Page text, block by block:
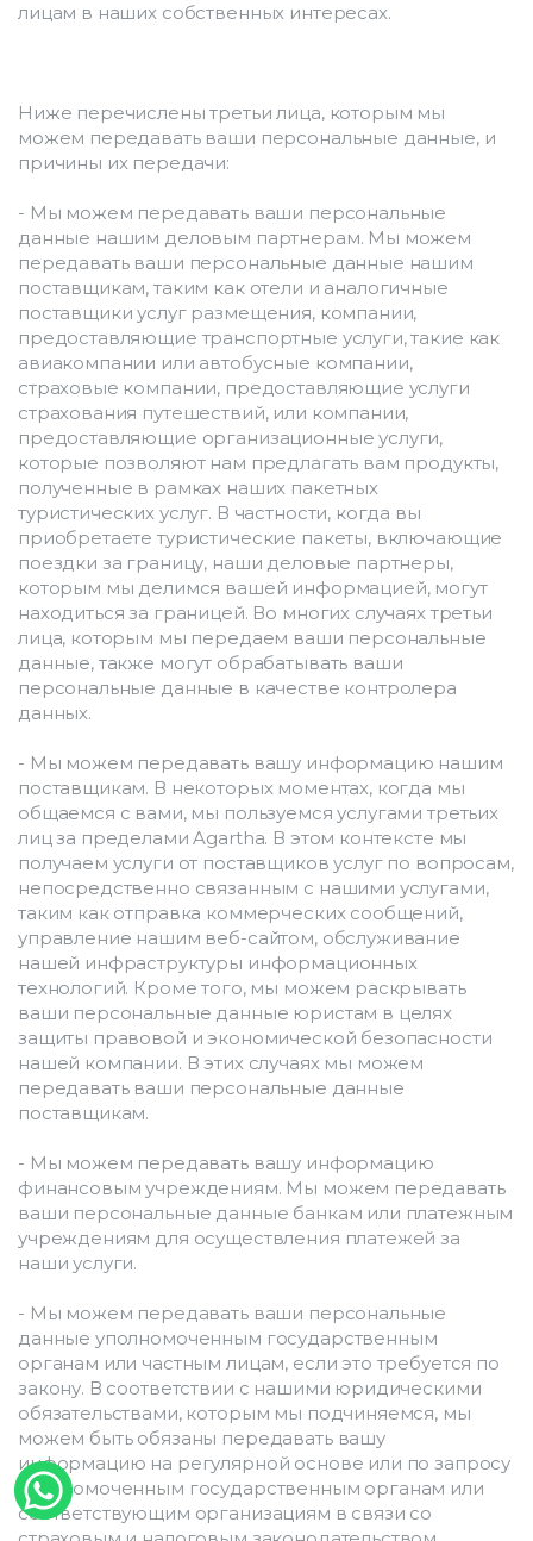
лицам в наших собственных интересах.
Ниже перечислены третьи лица, которым мы
можем передавать ваши персональные данные, и
причины их передачи:
- Мы можем передавать ваши персональные
данные нашим деловым партнерам. Мы можем
передавать ваши персональные данные нашим
поставщикам, таким как отели и аналогичные
поставщики услуг размещения, компании,
предоставляющие транспортные услуги, такие как
авиакомпании или автобусные компании,
страховые компании, предоставляющие услуги
страхования путешествий, или компании,
предоставляющие организационные услуги,
которые позволяют нам предлагать вам продукты,
полученные в рамках наших пакетных
туристических услуг. В частности, когда вы
приобретаете туристические пакеты, включающие
поездки за границу, наши деловые партнеры,
которым мы делимся вашей информацией, могут
находиться за границей. Во многих случаях третьи
лица, которым мы передаем ваши персональные
данные, также могут обрабатывать ваши
персональные данные в качестве контролера
данных.
- Мы можем передавать вашу информацию нашим
поставщикам. В некоторых моментах, когда мы
общаемся с вами, мы пользуемся услугами третьих
лиц за пределами Agartha. В этом контексте мы
получаем услуги от поставщиков услуг по вопросам,
непосредственно связанным с нашими услугами,
таким как отправка коммерческих сообщений,
управление нашим веб-сайтом, обслуживание
нашей инфраструктуры информационных
технологий. Кроме того, мы можем раскрывать
ваши персональные данные юристам в целях
защиты правовой и экономической безопасности
нашей компании. В этих случаях мы можем
передавать ваши персональные данные
поставщикам.
- Мы можем передавать вашу информацию
финансовым учреждениям. Мы можем передавать
ваши персональные данные банкам или платежным
учреждениям для осуществления платежей за
наши услуги.
- Мы можем передавать ваши персональные
данные уполномоченным государственным
органам или частным лицам, если это требуется по
закону. В соответствии с нашими юридическими
обязательствами, которым мы подчиняемся, мы
можем быть обязаны передавать вашу
информацию на регулярной основе или по запросу
уполномоченным государственным органам или
соответствующим организациям в связи со